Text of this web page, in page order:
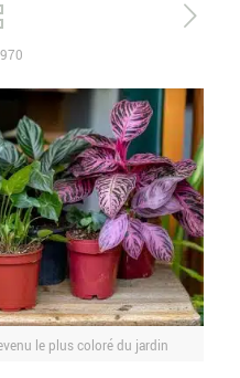
le plus coloré du jardin